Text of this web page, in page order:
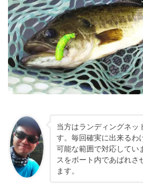
当方はランディングネッ
す。毎回確実に出来るわ
可能な範囲で対応してい
スをボート内であばれさ
ます。